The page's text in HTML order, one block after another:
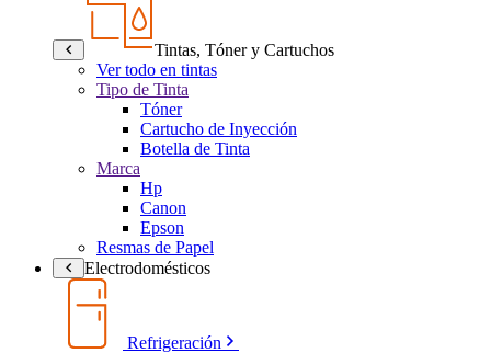
Tintas, Tóner y Cartuchos
Ver todo en tintas
Tipo de Tinta
Tóner
Cartucho de Inyección
Botella de Tinta
Marca
Hp
Canon
Epson
Resmas de Papel
Electrodomésticos
Refrigeración